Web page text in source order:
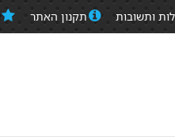
ותשובות תקנון האתר